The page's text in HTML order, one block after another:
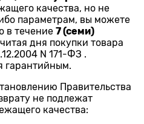
качества, но не
параметрам, вы можете
в течение 7 (семи)
дня покупки товара
N 171-ФЗ .
гарантийным.
Правительства
не подлежат
качества: